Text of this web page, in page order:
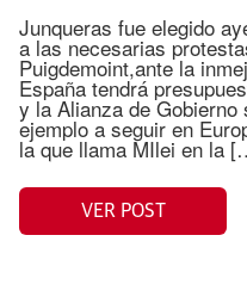
Junqueras fue elegido
a las necesarias
Puigdemoint,ante la
España tendrá
y la Alianza de Gobierno
ejemplo a seguir en
la que llama MIlei en la
VER POST